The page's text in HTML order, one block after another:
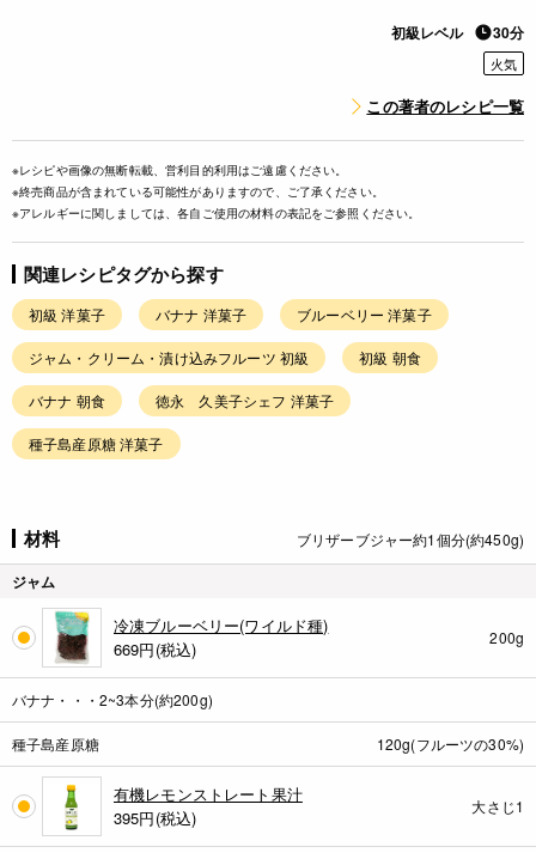
初級レベル 30分
火気
この著者のレシピ一覧
※レシピや画像の無断転載、営利目的利用はご遠慮ください。
※終売商品が含まれている可能性がありますので、ご了承ください。
※アレルギーに関しましては、各自ご使用の材料の表記をご参照ください。
関連レシピタグから探す
初級 洋菓子 バナナ 洋菓子 ブルーベリー 洋菓子
ジャム・クリーム・漬け込みフルーツ 初級 初級 朝食
バナナ 朝食 徳永 久美子シェフ 洋菓子
種子島産原糖 洋菓子
材料 ブリザーブジャー約1個分(約450g)
ジャム
冷凍ブルーベリー(ワイルド種)
669円(税込)
200g
バナナ・・・2~3本分(約200g)
種子島産原糖 120g(フルーツの30%)
有機レモンストレート果汁
395円(税込)
大さじ1